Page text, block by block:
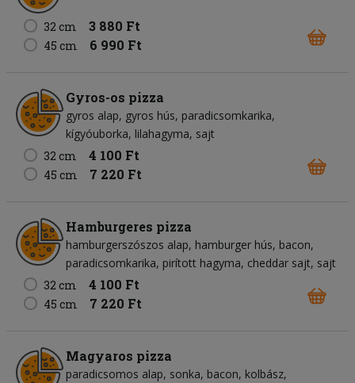
32 cm 3 880 Ft
45 cm 6 990 Ft
Gyros-os pizza
gyros alap gyros hús paradicsomkarika
kígyóuborka lilahagyma sajt
32 cm
4 100 Ft
45 cm 7 220 Ft
Hamburgeres pizza
hamburgerszószos alap hamburger hús bacon
paradicsomkarika pirított hagyma cheddar sajt sajt
32 cm
4 100 Ft
45 cm 7 220 Ft
Magyaros pizza
paradicsomos alap sonka bacon kolbász